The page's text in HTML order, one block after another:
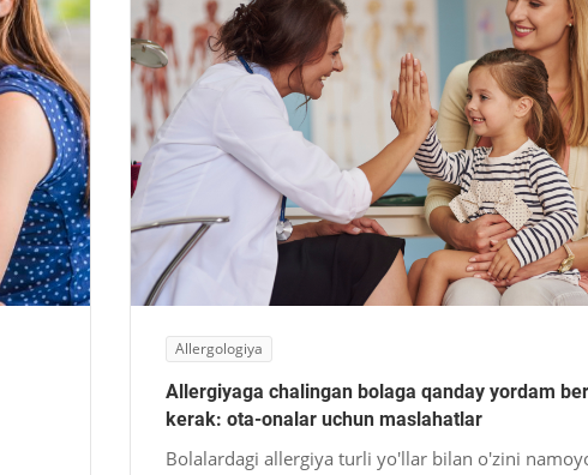
Allergologiya
Bolalardagi allergiya turli yo'llar bilan o'zini
Allergiyaga chalingan bolaga qanday yordam
kerak: ota-onalar uchun maslahatlar